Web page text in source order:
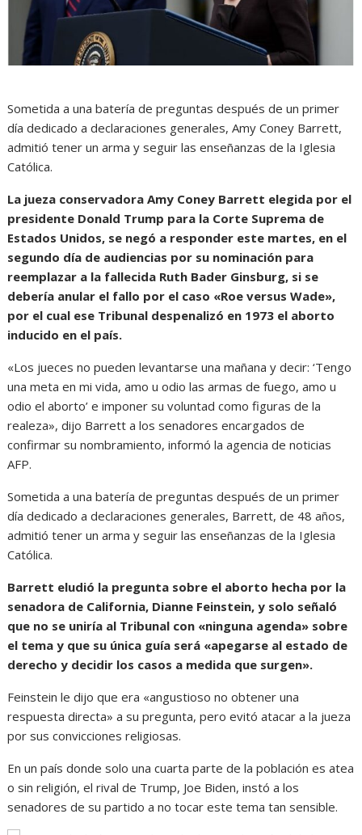
Sometida a una batería de preguntas después de un primer
día dedicado a declaraciones generales, Amy Coney Barrett,
admitió tener un arma y seguir las enseñanzas de la Iglesia
Católica.
La jueza conservadora Amy Coney Barrett elegida por el
presidente Donald Trump para la Corte Suprema de
Estados Unidos, se negó a responder este martes, en el
segundo día de audiencias por su nominación para
reemplazar a la fallecida Ruth Bader Ginsburg, si se
debería anular el fallo por el caso «Roe versus Wade»,
por el cual ese Tribunal despenalizó en 1973 el aborto
inducido en el país.
«Los jueces no pueden levantarse una mañana y decir: ‘Tengo
una meta en mi vida, amo u odio las armas de fuego, amo u
odio el aborto’ e imponer su voluntad como figuras de la
realeza», dijo Barrett a los senadores encargados de
confirmar su nombramiento, informó la agencia de noticias
AFP.
Sometida a una batería de preguntas después de un primer
día dedicado a declaraciones generales, Barrett, de 48 años,
admitió tener un arma y seguir las enseñanzas de la Iglesia
Católica.
Barrett eludió la pregunta sobre el aborto hecha por la
senadora de California, Dianne Feinstein, y solo señaló
que no se uniría al Tribunal con «ninguna agenda» sobre
el tema y que su única guía será «apegarse al estado de
derecho y decidir los casos a medida que surgen».
Feinstein le dijo que era «angustioso no obtener una
respuesta directa» a su pregunta, pero evitó atacar a la jueza
por sus convicciones religiosas.
En un país donde solo una cuarta parte de la población es atea
o sin religión, el rival de Trump, Joe Biden, instó a los
senadores de su partido a no tocar este tema tan sensible.